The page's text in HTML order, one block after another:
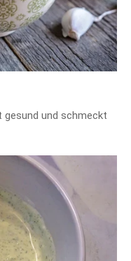
gesund und schmeckt